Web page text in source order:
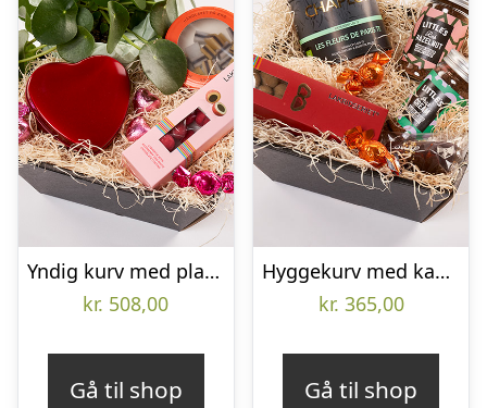
Yndig kurv med plante – Send blomster med Bloomit
kr. 508,00
Gå til shop
Hyggekurv med kaffe og te – Send blomster med Bloomit
kr. 365,00
Gå til shop